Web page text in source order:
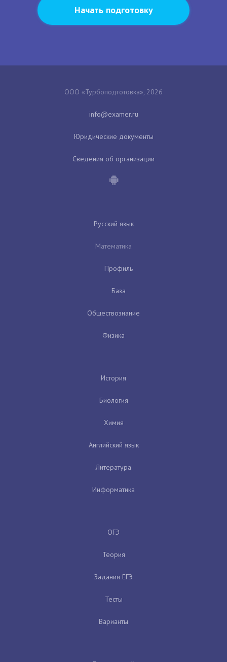
Начать подготовку
ООО «Турбоподготовка», 2026
Юридические документы
Сведения об организации
Русский язык
Математика
Профиль
База
Обществознание
Физика
История
Биология
Химия
Английский язык
Литература
Информатика
ОГЭ
Теория
Задания ЕГЭ
Тесты
Варианты